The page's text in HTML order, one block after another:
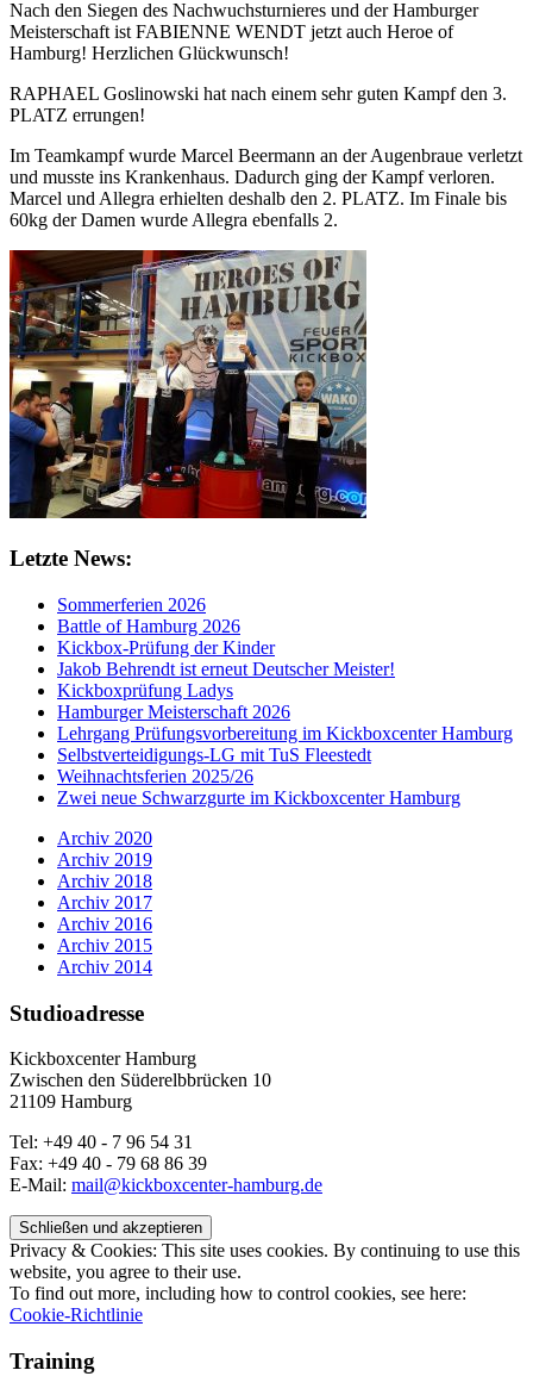
Nach den Siegen des Nachwuchsturnieres und der Hamburger
Meisterschaft ist FABIENNE WENDT jetzt auch Heroe of
Hamburg! Herzlichen Glückwunsch!
RAPHAEL Goslinowski hat nach einem sehr guten Kampf den 3.
PLATZ errungen!
Im Teamkampf wurde Marcel Beermann an der Augenbraue verletzt
und musste ins Krankenhaus. Dadurch ging der Kampf verloren.
Marcel und Allegra erhielten deshalb den 2. PLATZ. Im Finale bis
60kg der Damen wurde Allegra ebenfalls 2.
Letzte News:
Sommerferien 2026
Battle of Hamburg 2026
Kickbox-Prüfung der Kinder
Jakob Behrendt ist erneut Deutscher Meister!
Kickboxprüfung Ladys
Hamburger Meisterschaft 2026
Lehrgang Prüfungsvorbereitung im Kickboxcenter Hamburg
Selbstverteidigungs-LG mit TuS Fleestedt
Weihnachtsferien 2025/26
Zwei neue Schwarzgurte im Kickboxcenter Hamburg
Archiv 2020
Archiv 2019
Archiv 2018
Archiv 2017
Archiv 2016
Archiv 2015
Archiv 2014
Studioadresse
Kickboxcenter Hamburg
Zwischen den Süderelbbrücken 10
21109 Hamburg
Tel: +49 40 - 7 96 54 31
Fax: +49 40 - 79 68 86 39
E-Mail: mail@kickboxcenter-hamburg.de
Privacy & Cookies: This site uses cookies. By continuing to use this
website, you agree to their use.
To find out more, including how to control cookies, see here:
Cookie-Richtlinie
Training